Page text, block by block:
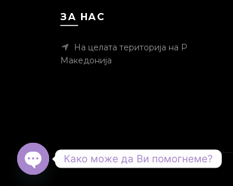
ЗА НАС
На целата територија на Р
Македонија
Како може да Ви помогнеме?